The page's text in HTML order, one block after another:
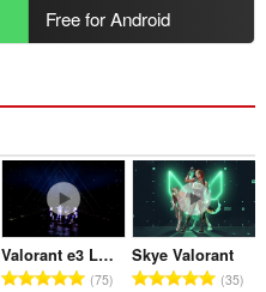
Free for Android
Valorant e3 Lobby
จำ
75
Skye Valorant
จำ
35